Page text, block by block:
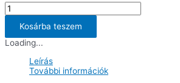
Állítható
lábtartószett
SUZUKI
GSXR-
1000
mennyiség
Kosárba teszem
Loading...
Leírás
További információk